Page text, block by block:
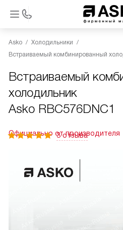
Asko
Холодильники
Встраиваемый комбинированный
Встраиваемый
холодильник
Asko RBC576DNC1
Официально от производителя
3 отзыва